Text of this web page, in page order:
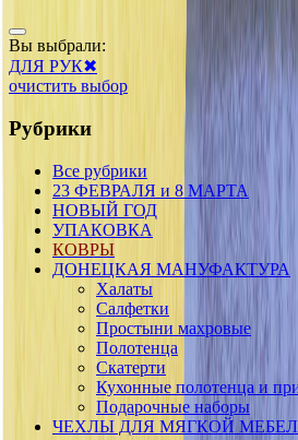
Вы выбрали:
ДЛЯ РУК✖
очистить выбор
Рубрики
Все рубрики
23 ФЕВРАЛЯ и 8 МАРТА
НОВЫЙ ГОД
УПАКОВКА
КОВРЫ
ДОНЕЦКАЯ МАНУФАКТУРА
Халаты
Салфетки
Простыни махровые
Полотенца
Скатерти
Кухонные полотенца и
Подарочные наборы
ЧЕХЛЫ ДЛЯ МЯГКОЙ